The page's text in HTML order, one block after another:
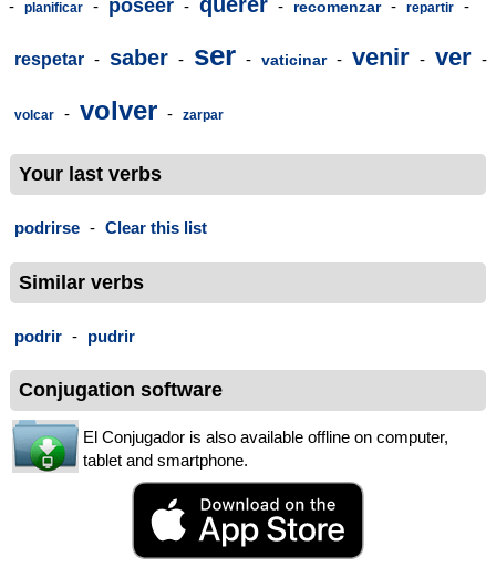
- planificar - poseer - - recomenzar - repartir -
respetar - saber - ser - vaticinar - venir - ver -
volcar - volver - zarpar
Your last verbs
podrirse - Clear this list
Similar verbs
podrir - pudrir
Conjugation software
El Conjugador is also available offline on computer,
tablet and smartphone.